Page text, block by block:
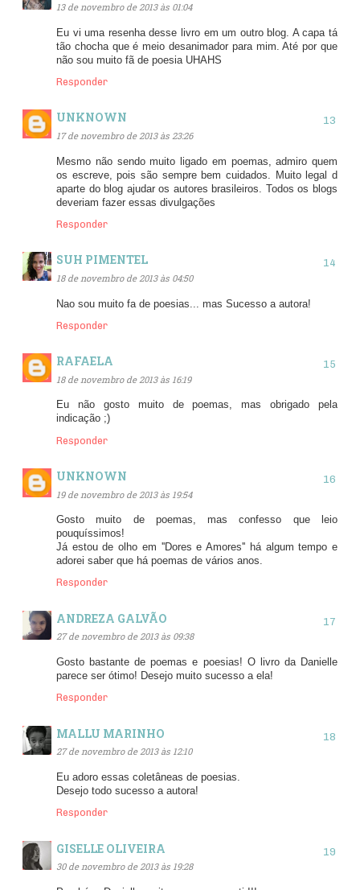
13 de novembro de 2013 às 01:04
Eu vi uma resenha desse livro em um outro blog. A capa tá
tão chocha que é meio desanimador para mim. Até por que
não sou muito fã de poesia UHAHS
Responder
UNKNOWN
17 de novembro de 2013 às 23:26
Mesmo não sendo muito ligado em poemas, admiro quem
os escreve, pois são sempre bem cuidados. Muito legal d
aparte do blog ajudar os autores brasileiros. Todos os blogs
deveriam fazer essas divulgações
Responder
SUH PIMENTEL
18 de novembro de 2013 às 04:50
Nao sou muito fa de poesias... mas Sucesso a autora!
Responder
RAFAELA
18 de novembro de 2013 às 16:19
Eu não gosto muito de poemas, mas obrigado pela
indicação ;)
Responder
UNKNOWN
19 de novembro de 2013 às 19:54
Gosto muito de poemas, mas confesso que leio
pouquíssimos!
Já estou de olho em ''Dores e Amores'' há algum tempo e
adorei saber que há poemas de vários anos.
Responder
ANDREZA GALVÃO
27 de novembro de 2013 às 09:38
Gosto bastante de poemas e poesias! O livro da Danielle
parece ser ótimo! Desejo muito sucesso a ela!
Responder
MALLU MARINHO
27 de novembro de 2013 às 12:10
Eu adoro essas coletâneas de poesias.
Desejo todo sucesso a autora!
Responder
GISELLE OLIVEIRA
30 de novembro de 2013 às 19:28